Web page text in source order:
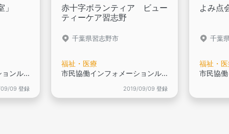
市民協働インフォメーションルーム登録団体です,
09 登録
赤十字ボランティア ビュー
ティーケア習志野
千葉県習志野市
福祉・医療
市民協働インフォメーションルーム登録団体です,
2019/09/09 登録
よみ点
千葉
福祉・